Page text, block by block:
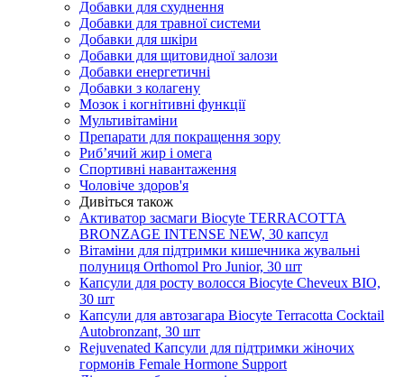
Добавки для схуднення
Добавки для травної системи
Добавки для шкіри
Добавки для щитовидної залози
Добавки енергетичні
Добавки з колагену
Мозок і когнітивні функції
Мультивітаміни
Препарати для покращення зору
Риб’ячий жир і омега
Спортивні навантаження
Чоловіче здоров'я
Дивіться також
Активатор засмаги Biocyte TERRACOTTA
BRONZAGE INTENSE NEW, 30 капсул
Вітаміни для підтримки кишечника жувальні
полуниця Orthomol Pro Junior, 30 шт
Капсули для росту волосся Biocyte Cheveux BIO,
30 шт
Капсули для автозагара Biocyte Terracotta Cocktail
Autobronzant, 30 шт
Rejuvenated Капсули для підтримки жіночих
гормонів Female Hormone Support